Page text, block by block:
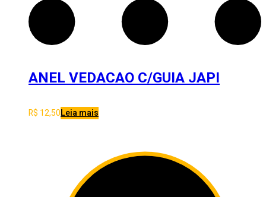
ANEL VEDACAO C/GUIA JAPI
R$ 12,50Leia mais